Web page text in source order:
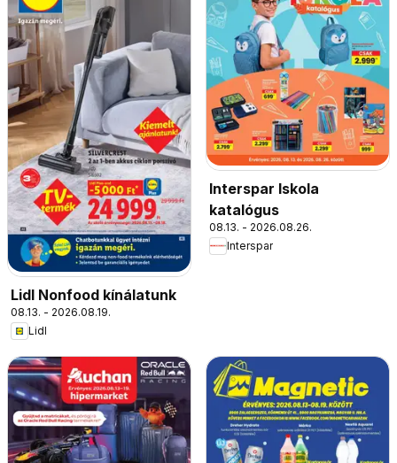
Lidl Nonfood kínálatunk
08.13. - 2026.08.19.
Lidl
Interspar Iskola
katalógus
08.13. - 2026.08.26.
Interspar